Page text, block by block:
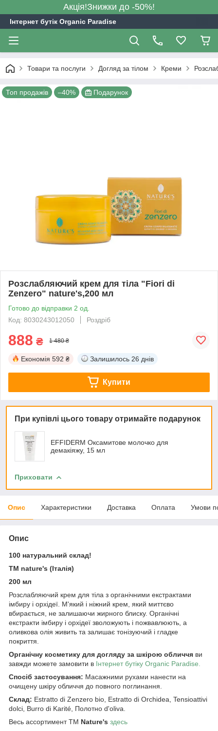
Акція!Знижки до -50%!
Інтернет бутік Organic Paradise
Товари та послуги Догляд за тілом Креми
Топ продажів –40% Подарунок
Розслабляючий крем для тіла "Fiori di
Zenzero" nature's,200 мл
Готово до відправки 2 од.
Код: 8030243012050
Роздріб
888 ₴ 1 480 ₴
Економія 592 ₴ Залишилось 26 днів
Купити
При купівлі цього товару отримайте подарунок
EFFIDERM Оксамитове молочко для
демакіяжу, 15 мл
Приховати
Опис Характеристики Доставка Оплата Умови
Опис
100 натуральний склад!
ТМ nature's (Італія)
200 мл
Розслабляючий крем для тіла з органічними екстрактами
імбиру і орхідеї. М'який і ніжний крем, який миттєво
вбирається, не залишаючи жирного блиску. Органічні
екстракти імбиру і орхідеї зволожують і пожвавлюють, а
оливкова олія живить та залишає тонізуючий і гладке
покриття.
Органічну косметику для догляду за шкірою обличчя ви
завжди можете замовити в Інтернет бутіку Organic Paradise.
Спосіб застосування: Масажними рухами нанести на
очищену шкіру обличчя до повного поглинання.
Склад: Estratto di Zenzero bio, Estratto di Orchidea, Tensioattivi
dolci, Burro di Karité, Полотно d'oliva.
Весь ассортимент ТМ Nature's здесь